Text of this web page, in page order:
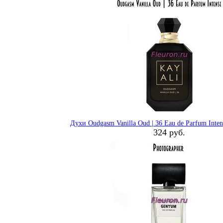
Духи Oudgasm Vanilla Oud | 36 Eau de Parfum
324 руб.